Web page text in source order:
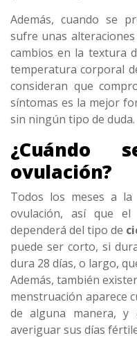
Además, cuando se
sufre unas
cambios en la textura
temperatura corporal
consideran que
síntomas es la mejor
sin ningún tipo de duda.
¿Cuándo
ovulación?
Todos los meses a
ovulación, así que
dependerá del tipo de
puede ser corto, si
dura 28 días, o largo,
Además, también
menstruación aparece
de alguna manera,
averiguar sus días